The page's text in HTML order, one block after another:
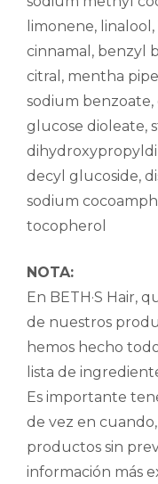
limonene, linalool,
cinnamal, benzyl
citral, mentha
sodium benzoate,
glucose dioleate,
decyl glucoside,
sodium
tocopherol
NOTA:
En BETH·S Hair,
de nuestros
hemos hecho
lista de
Es importante
de vez en
productos sin
información más